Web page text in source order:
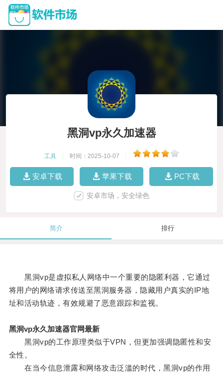
黑洞vp永久加速器
工具 时间：2025-10-07
安卓下载 苹果下载 PC下载
安卓市场，安全绿色
简介 排行
黑洞vp是虚拟私人网络中一个重要的隐匿利器，它通过
将用户的网络请求传送至黑洞服务器，隐藏用户真实的IP地
址和活动轨迹，有效规避了恶意跟踪和监视。
黑洞vp永久加速器官网最新
黑洞vp的工作原理类似于VPN，但更加强调隐匿性和安
全性。
在当今信息泄露和网络攻击泛滥的时代，黑洞vp的作用